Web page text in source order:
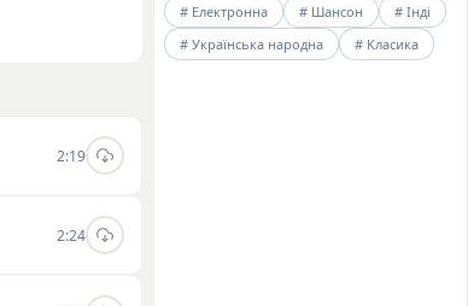
2:19
2:24
# Електронна
# Шансон
# Інді
# Українська народна
# Класика